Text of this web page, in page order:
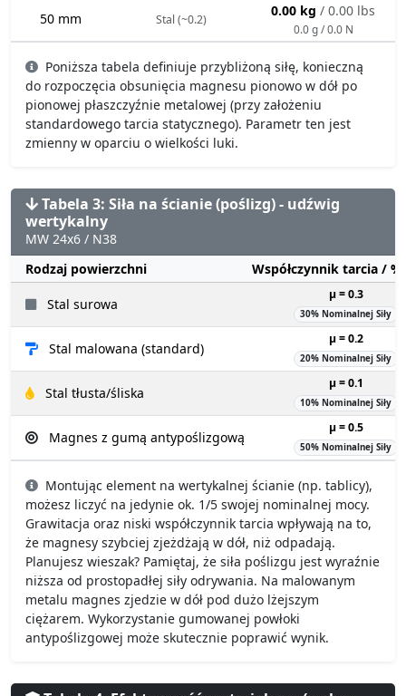
50 mm Stal (~0.2)
0.00 kg / 0.00 lbs
0.0 g / 0.0 N
Poniższa tabela definiuje przybliżoną siłę, konieczną
do rozpoczęcia obsunięcia magnesu pionowo w dół po
pionowej płaszczyźnie metalowej (przy założeniu
standardowego tarcia statycznego). Parametr ten jest
zmienny w oparciu o wielkości luki.
Tabela 3: Siła na ścianie (poślizg) - udźwig
wertykalny
MW 24x6 / N38
Rodzaj powierzchni
Współczynnik tarcia /
Stal surowa
µ = 0.3
30% Nominalnej Siły
Stal malowana (standard)
µ = 0.2
20% Nominalnej Siły
Stal tłusta/śliska
µ = 0.1
10% Nominalnej Siły
Magnes z gumą antypoślizgową
µ = 0.5
50% Nominalnej Siły
Montując element na wertykalnej ścianie (np. tablicy),
możesz liczyć na jedynie ok. 1/5 swojej nominalnej mocy.
Grawitacja oraz niski współczynnik tarcia wpływają na to,
że magnesy szybciej zjeżdżają w dół, niż odpadają.
Planujesz wieszak? Pamiętaj, że siła poślizgu jest wyraźnie
niższa od prostopadłej siły odrywania. Na malowanym
metalu magnes zjedzie w dół pod dużo lżejszym
ciężarem. Wykorzystanie gumowanej powłoki
antypoślizgowej może skutecznie poprawić wynik.